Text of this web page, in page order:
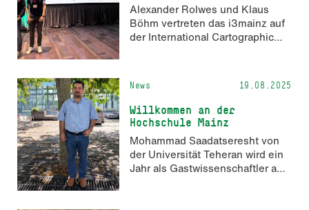
Alexander Rolwes und Klaus
Böhm vertreten das i3mainz auf
der International Cartographic
News 19.08.2025
Willkommen an der
Hochschule Mainz
Mohammad Saadatseresht von
der Universität Teheran wird ein
Jahr als Gastwissenschaftler am